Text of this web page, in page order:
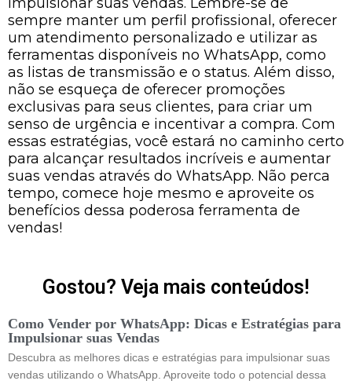
sempre manter um perfil profissional, oferecer
um atendimento personalizado e utilizar as
ferramentas disponíveis no WhatsApp, como
as listas de transmissão e o status. Além disso,
não se esqueça de oferecer promoções
exclusivas para seus clientes, para criar um
senso de urgência e incentivar a compra. Com
essas estratégias, você estará no caminho certo
para alcançar resultados incríveis e aumentar
suas vendas através do WhatsApp. Não perca
tempo, comece hoje mesmo e aproveite os
benefícios dessa poderosa ferramenta de
vendas!
Gostou? Veja mais conteúdos!
Como Vender por WhatsApp: Dicas e Estratégias para
Impulsionar suas Vendas
Descubra as melhores dicas e estratégias para impulsionar suas
vendas utilizando o WhatsApp. Aproveite todo o potencial dessa